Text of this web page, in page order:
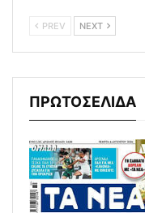
PREV NEXT
ΠΡΩΤΟΣΕΛΙΔΑ